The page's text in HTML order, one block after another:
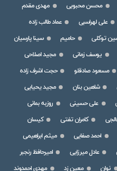
محسن محبوبی
مهدی مقدم
علی لهراسبی
عماد طالب زاده
توکلی حامیم
سینا پارسیان
یوسف زمانی
مجید اصلاحی
مسعود صادقلو
حجت اشرف زاده
شاهین بنان
مجید یحیایی
علی حسینی
روزبه بمانی
کامران تفتی
کیسان
احمد صفایی
میثم ابراهیمی
عادل میرزایی
امیرحافظ رنجبر
نوان معین زد
مهدی احمدوند